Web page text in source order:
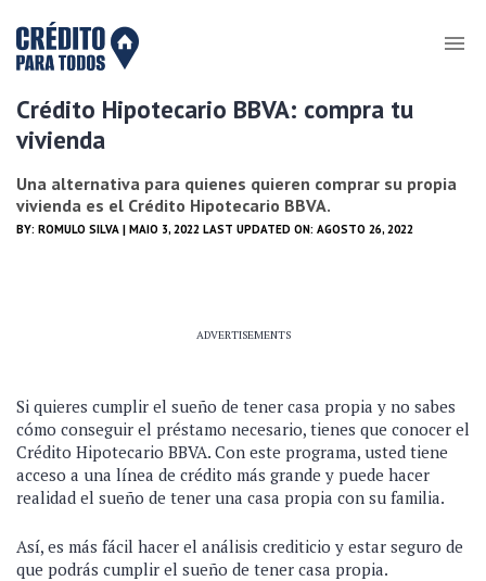
Crédito Hipotecario BBVA: compra tu
vivienda
Una alternativa para quienes quieren comprar su propia
vivienda es el Crédito Hipotecario BBVA.
BY: ROMULO SILVA | MAIO 3, 2022 LAST UPDATED ON: AGOSTO 26, 2022
ADVERTISEMENTS
Si quieres cumplir el sueño de tener casa propia y no sabes
cómo conseguir el préstamo necesario, tienes que conocer el
Crédito Hipotecario BBVA. Con este programa, usted tiene
acceso a una línea de crédito más grande y puede hacer
realidad el sueño de tener una casa propia con su familia.
Así, es más fácil hacer el análisis crediticio y estar seguro de
que podrás cumplir el sueño de tener casa propia.